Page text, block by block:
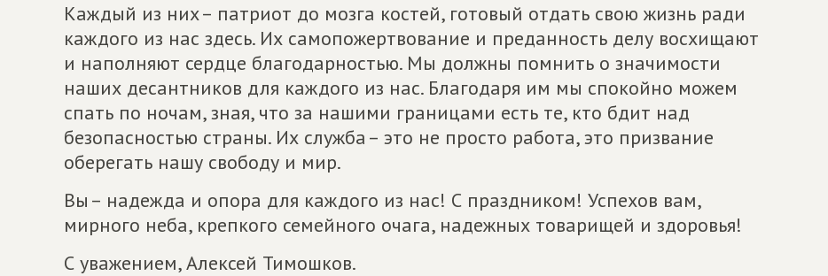
Каждый из них – патриот до мозга костей, готовый отдать свою жизнь ради
каждого из нас здесь. Их самопожертвование и преданность делу восхищают
и наполняют сердце благодарностью. Мы должны помнить о значимости
наших десантников для каждого из нас. Благодаря им мы спокойно можем
спать по ночам, зная, что за нашими границами есть те, кто бдит над
безопасностью страны. Их служба – это не просто работа, это призвание
оберегать нашу свободу и мир.
Вы – надежда и опора для каждого из нас! С праздником! Успехов вам,
мирного неба, крепкого семейного очага, надежных товарищей и здоровья!
С уважением, Алексей Тимошков.